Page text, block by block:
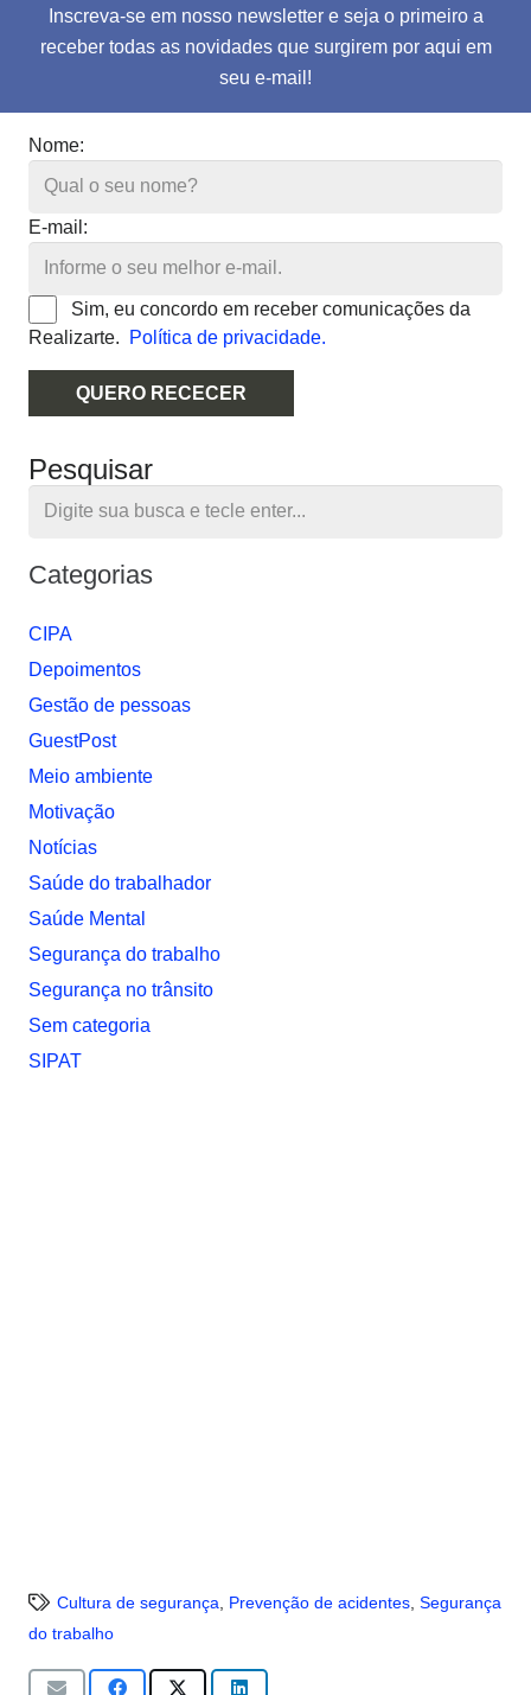
Inscreva-se em nosso newsletter e seja o primeiro a
receber todas as novidades que surgirem por aqui em
seu e-mail!
Nome:
E-mail:
Sim, eu concordo em receber comunicações da
Realizarte.
Política de privacidade.
QUERO RECECER
Pesquisar
Categorias
CIPA
Depoimentos
Gestão de pessoas
GuestPost
Meio ambiente
Motivação
Notí­cias
Saúde do trabalhador
Saúde Mental
Segurança do trabalho
Segurança no trânsito
Sem categoria
SIPAT
Cultura de segurança Prevenção de acidentes, Segurança
do trabalho